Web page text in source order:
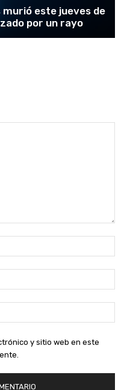
murió este jueves de
por un rayo
y sitio web en este